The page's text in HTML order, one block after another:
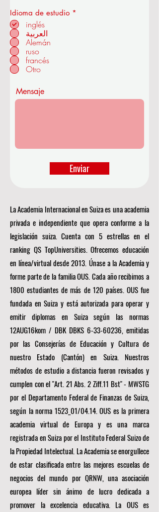
en ZÜRICH - SUIZA
La Academia Internacional en Suiza es una academia
privada e independiente que opera conforme a la
legislación suiza. Cuenta con 5 estrellas en el
ranking QS TopUniversities. Ofrecemos educación
en línea/virtual desde 2013. Únase a la Academia y
forme parte de la familia OUS. Cada año recibimos a
1800 estudiantes de más de 120 países. OUS fue
fundada en Suiza y está autorizada para operar y
emitir diplomas en Suiza según las normas
12AUG16kom / DBK DBKS 6-33-60236, emitidas
por las Consejerías de Educación y Cultura de
nuestro Estado (Cantón) en Suiza. Nuestros
métodos de estudio a distancia fueron revisados y
cumplen con el "Art. 21 Abs. 2 Ziff.11 Bst" - MWSTG
por el Departamento Federal de Finanzas de Suiza,
según la norma 1523_01/04.14. OUS es la primera
academia virtual de Europa y es una marca
registrada en Suiza por el Instituto Federal Suizo de
la Propiedad Intelectual. La Academia se enorgullece
de estar clasificada entre las mejores escuelas de
negocios del mundo por QRNW, unaasociación
europea líder sin ánimo de lucro dedicada a
promover la excelencia educativa. La OUS es
Idioma de estudio *
inglés
العربية
Alemán
ruso
francés
Otro
Mensaje
Enviar